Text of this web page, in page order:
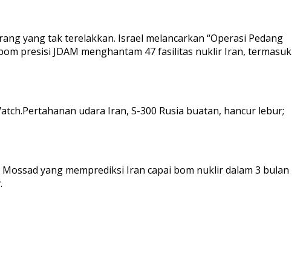
yang tak terelakkan. Israel melancarkan “Operasi Pedang
presisi JDAM menghantam 47 fasilitas nuklir Iran, termasuk
udara Iran, S-300 Rusia buatan, hancur lebur;
yang memprediksi Iran capai bom nuklir dalam 3 bulan